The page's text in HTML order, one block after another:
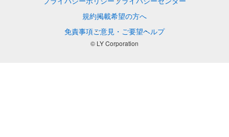
規約掲載希望の方へ
免責事項ご意見・ご要望ヘルプ
© LY Corporation